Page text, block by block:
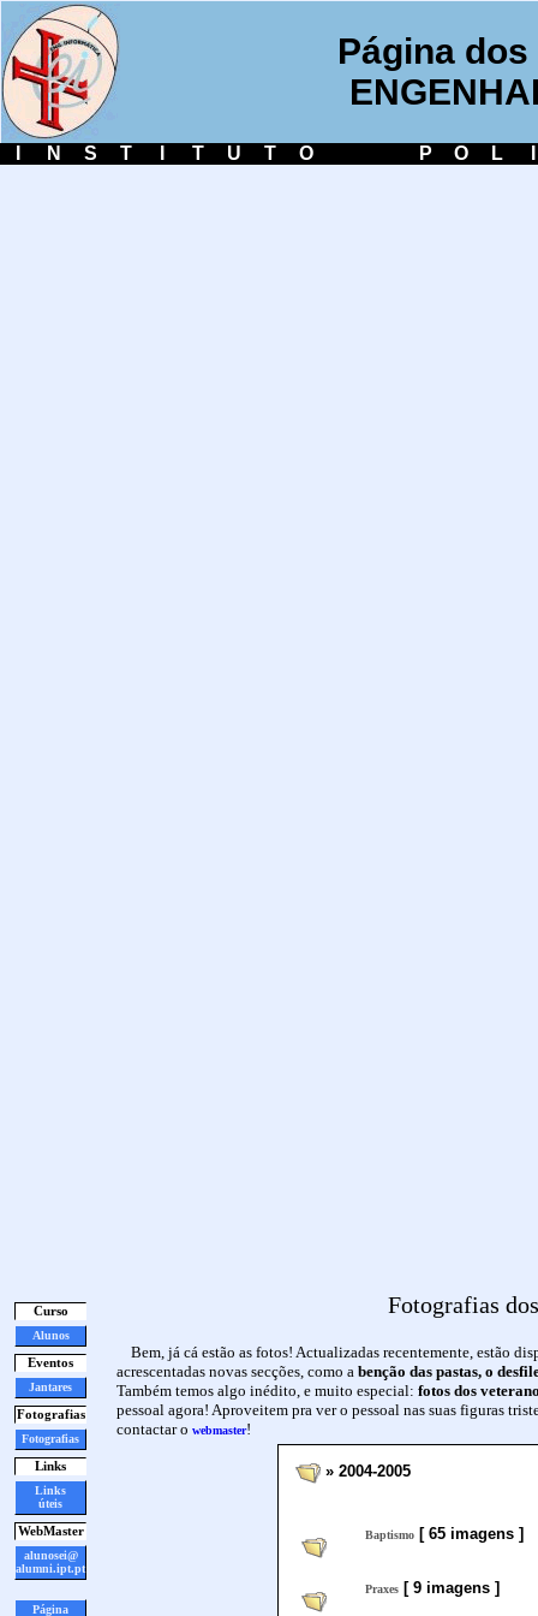
Página
N S T T U T O P O L
Curso
Alunos
Eventos
Jantares
Fotografias
Fotografias
Links
Links
úteis
WebMaster
alunosei@
alumni.ipt.pt
Página
Fotografias
Bem, já cá estão as fotos! Actualizadas recentemente, estão
acrescentadas novas secções, como a benção das pastas, o
Também temos algo inédito, e muito especial: fotos dos
pessoal agora! Aproveitem pra ver o pessoal nas suas figuras
contactar o webmaster!
» 2004-2005
Baptismo [ 65 imagens ]
Praxes [ 9 imagens ]